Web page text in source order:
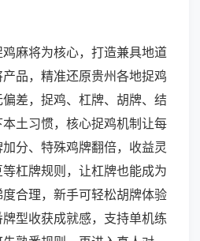
麻将为核心，打造兼具地道
品，精准还原贵州各地捉鸡
差，捉鸡、杠牌、胡牌、结
土习惯，核心捉鸡机制让每
分、特殊鸡牌翻倍，收益灵
杠牌规则，让杠牌也能成为
合理，新手可轻松胡牌体验
型收获成就感，支持单机练